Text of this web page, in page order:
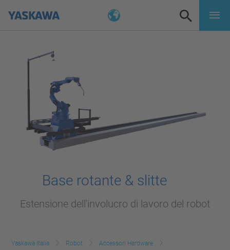
Base rotante & slitte
Estensione dell'involucro di lavoro del robot
Yaskawa Italia Robot
Accessori Hardware